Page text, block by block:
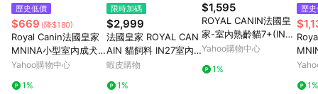
歷史低價
$669 (降$180)
Royal Canin法國皇家
MNINA小型室內成犬
飼料 1.5kg
Yahoo購物中心
1%
限時加碼
$2,999
法國皇家 ROYAL CAN
AIN 貓飼料 IN27室內
成貓 10KG
蝦皮購物
1%
$1,595
ROYAL CANIN法國皇
家-室內熟齡貓7+(IN+
7) 3.5kg
Yahoo購物中心
1%
歷
飼
1%